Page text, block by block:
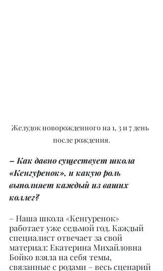
Желудок новорожденного на 1, 3 и 7 день
после рождения.
– Как давно существует школа
«Кенгуренок», и какую роль
выполняет каждый из ваших
коллег?
– Наша школа «Кенгуренок»
работает уже седьмой год. Каждый
специалист отвечает за свой
материал: Екатерина Михайловна
Бойко взяла на себя темы,
связанные с родами – весь сценарий